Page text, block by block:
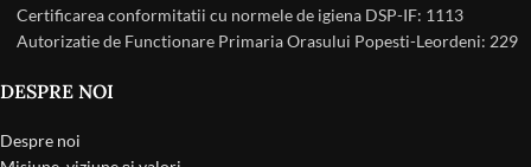
Certificarea conformitatii cu normele de igiena DSP-IF: 1113
Autorizatie de Functionare Primaria Orasului Popesti-Leordeni: 229
DESPRE NOI
Despre noi